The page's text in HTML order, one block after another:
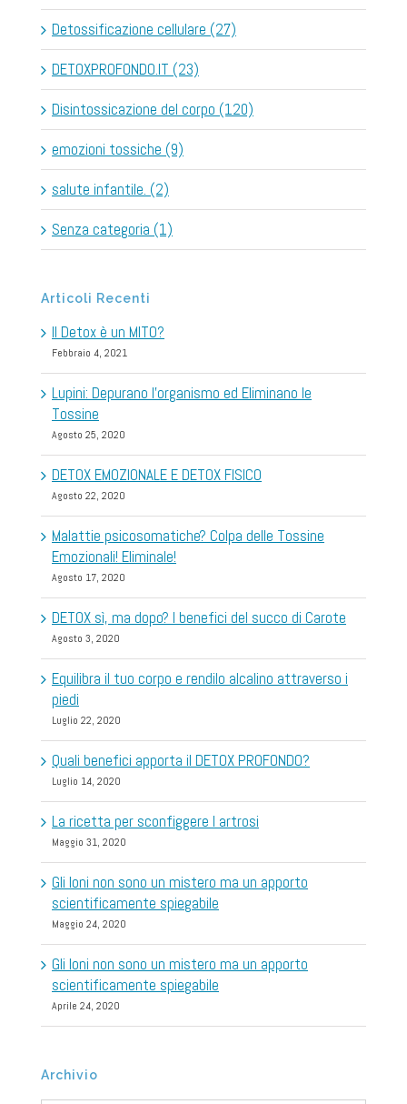
Detossificazione cellulare (27)
DETOXPROFONDO.IT (23)
Disintossicazione del corpo (120)
emozioni tossiche (9)
salute infantile. (2)
Senza categoria (1)
Articoli Recenti
Il Detox è un MITO?
Febbraio 4, 2021
Lupini: Depurano l’organismo ed Eliminano le
Tossine
Agosto 25, 2020
DETOX EMOZIONALE E DETOX FISICO
Agosto 22, 2020
Malattie psicosomatiche? Colpa delle Tossine
Emozionali! Eliminale!
Agosto 17, 2020
DETOX sì, ma dopo? I benefici del succo di Carote
Agosto 3, 2020
Equilibra il tuo corpo e rendilo alcalino attraverso i
piedi
Luglio 22, 2020
Quali benefici apporta il DETOX PROFONDO?
Luglio 14, 2020
La ricetta per sconfiggere l artrosi
Maggio 31, 2020
Gli Ioni non sono un mistero ma un apporto
scientificamente spiegabile
Maggio 24, 2020
Gli Ioni non sono un mistero ma un apporto
scientificamente spiegabile
Aprile 24, 2020
Archivio